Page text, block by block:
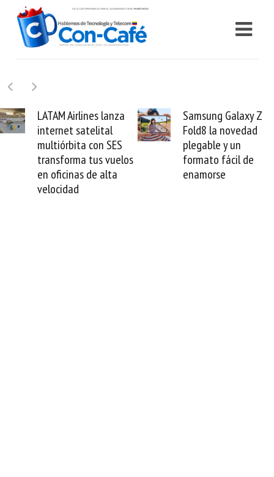
Samsung Galaxy Z
Fold8 la novedad
plegable y un
formato fácil de
enamorse
Cashea levanta 100
millones de dólares y
valida el crédito del
venezolano ante el
mundo